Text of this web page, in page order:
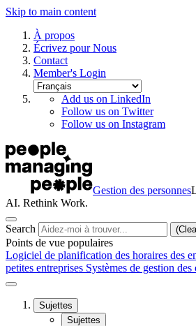
Skip to main content
À propos
Écrivez pour Nous
Contact
Member's Login
Add us on LinkedIn
Follow us on Twitter
Follow us on Instagram
Gestion des personnes
AI. Rethink Work.
Search
Points de vue populaires
Logiciel de planification des horaires des
petites entreprises Systèmes de gestion des
Sujettes
Sujettes